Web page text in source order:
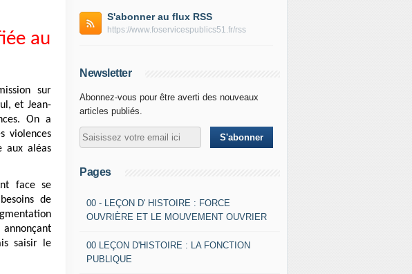
au
sur
et Jean-
On a
violences
aux aléas
face se
de
saisir le
S'abonner au flux RSS
https://www.foservicespublics51.fr/rss
Newsletter
Abonnez-vous pour être averti des nouveaux
articles publiés.
Pages
00 - LEÇON D' HISTOIRE : FORCE
OUVRIÈRE ET LE MOUVEMENT OUVRIER
00 LEÇON D'HISTOIRE : LA FONCTION
PUBLIQUE